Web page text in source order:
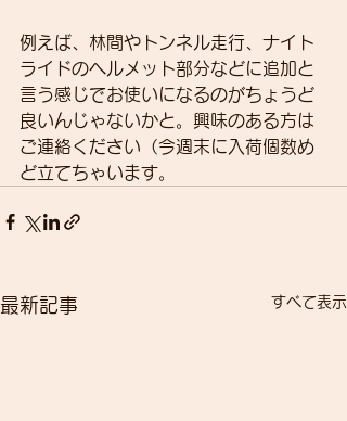
例えば、林間やトンネル走行、ナイト
ライドのヘルメット部分などに追加と
言う感じでお使いになるのがちょうど
良いんじゃないかと。興味のある方は
ご連絡ください（今週末に入荷個数め
ど立てちゃいます。
最新記事 すべて表示